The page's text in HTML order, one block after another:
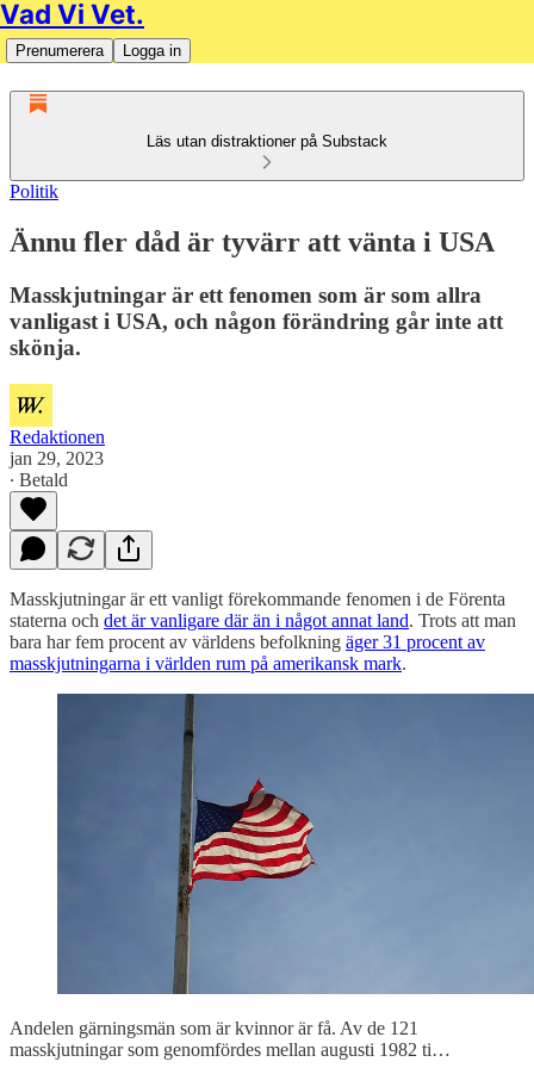
Vad Vi Vet.
Prenumerera Logga in
Läs utan distraktioner på Substack
Politik
Ännu fler dåd är tyvärr att vänta i USA
Masskjutningar är ett fenomen som är som allra
vanligast i USA, och någon förändring går inte att
skönja.
Redaktionen
jan 29, 2023
∙ Betald
Masskjutningar är ett vanligt förekommande fenomen i de Förenta
staterna och det är vanligare där än i något annat land. Trots att man
bara har fem procent av världens befolkning äger 31 procent av
masskjutningarna i världen rum på amerikansk mark.
Andelen gärningsmän som är kvinnor är få. Av de 121
masskjutningar som genomfördes mellan augusti 1982 ti…